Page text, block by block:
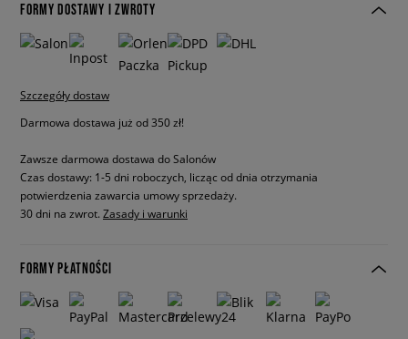
FORMY DOSTAWY I ZWROTY
Szczegóły dostaw
Darmowa dostawa już od 350 zł!
Zawsze darmowa dostawa do Salonów
Czas dostawy: 1-5 dni roboczych, licząc od dnia otrzymania
potwierdzenia zawarcia umowy sprzedaży.
30 dni na zwrot. Zasady i warunki
FORMY PŁATNOŚCI